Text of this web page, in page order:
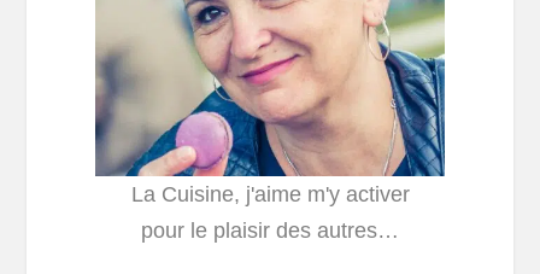
La Cuisine, j'aime m'y activer
pour le plaisir des autres…